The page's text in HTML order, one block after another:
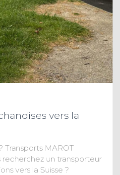
vers la
Transports MAROT
recherchez un transporteur
vers la Suisse ?